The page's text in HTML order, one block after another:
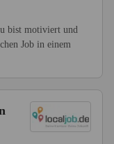
bist motiviert und
Job in einem